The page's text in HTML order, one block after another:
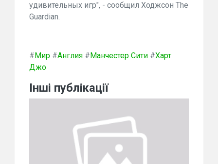
удивительных игр", - сообщил Ходжсон The
Guardian.
#Мир #Англия #Манчестер Сити #Харт
Джо
Інші публікації